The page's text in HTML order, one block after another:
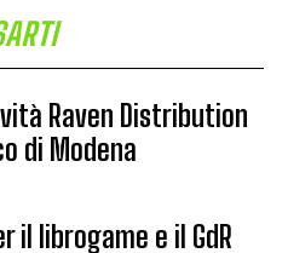
Raven Distribution
di Modena
il librogame e il GdR